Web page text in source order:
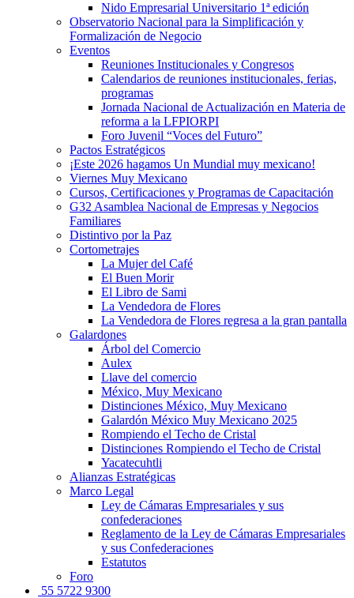
Nido Empresarial Universitario 1ª edición
Observatorio Nacional para la Simplificación y
Formalización de Negocio
Eventos
Reuniones Institucionales y Congresos
Calendarios de reuniones institucionales, ferias,
programas
Jornada Nacional de Actualización en Materia de
reforma a la LFPIORPI
Foro Juvenil “Voces del Futuro”
Pactos Estratégicos
¡Este 2026 hagamos Un Mundial muy mexicano!
Viernes Muy Mexicano
Cursos, Certificaciones y Programas de Capacitación
G32 Asamblea Nacional de Empresas y Negocios
Familiares
Distintivo por la Paz
Cortometrajes
La Mujer del Café
El Buen Morir
El Libro de Sami
La Vendedora de Flores
La Vendedora de Flores regresa a la gran pantalla
Galardones
Árbol del Comercio
Aulex
Llave del comercio
México, Muy Mexicano
Distinciones México, Muy Mexicano
Galardón México Muy Mexicano 2025
Rompiendo el Techo de Cristal
Distinciones Rompiendo el Techo de Cristal
Yacatecuhtli
Alianzas Estratégicas
Marco Legal
Ley de Cámaras Empresariales y sus
confederaciones
Reglamento de la Ley de Cámaras Empresariales
y sus Confederaciones
Estatutos
Foro
55 5722 9300